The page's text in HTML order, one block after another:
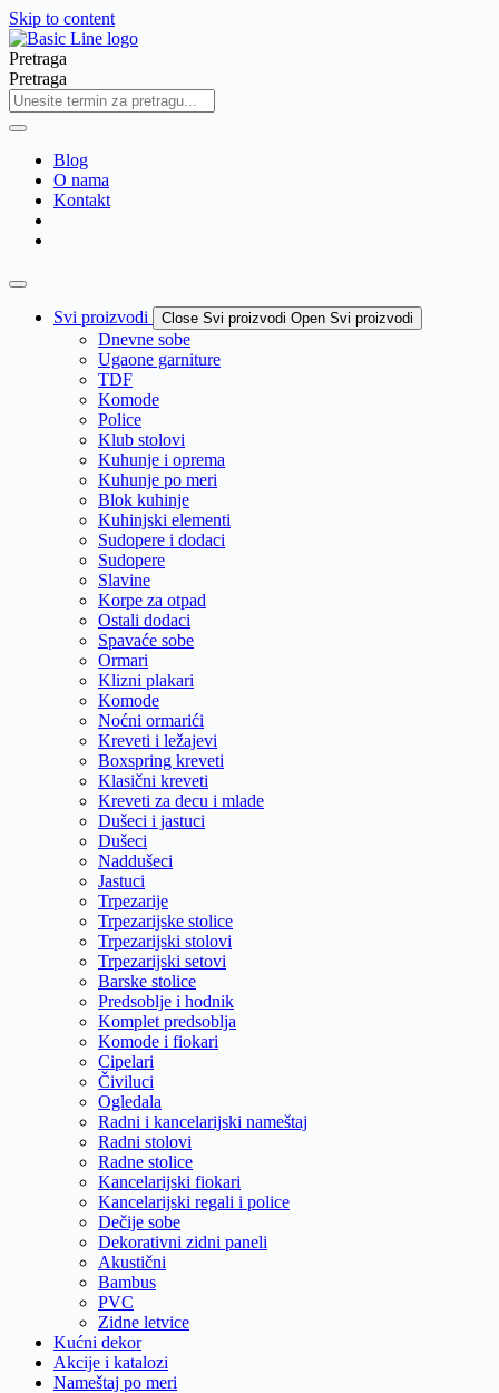
Skip to content
Pretraga
Pretraga
Blog
O nama
Kontakt
Svi proizvodi Close Svi proizvodi Open Svi proizvodi
Dnevne sobe
Ugaone garniture
TDF
Komode
Police
Klub stolovi
Kuhunje i oprema
Kuhunje po meri
Blok kuhinje
Kuhinjski elementi
Sudopere i dodaci
Sudopere
Slavine
Korpe za otpad
Ostali dodaci
Spavaće sobe
Ormari
Klizni plakari
Komode
Noćni ormarići
Kreveti i ležajevi
Boxspring kreveti
Klasični kreveti
Kreveti za decu i mlade
Dušeci i jastuci
Dušeci
Naddušeci
Jastuci
Trpezarije
Trpezarijske stolice
Trpezarijski stolovi
Trpezarijski setovi
Barske stolice
Predsoblje i hodnik
Komplet predsoblja
Komode i fiokari
Cipelari
Čiviluci
Ogledala
Radni i kancelarijski nameštaj
Radni stolovi
Radne stolice
Kancelarijski fiokari
Kancelarijski regali i police
Dečije sobe
Dekorativni zidni paneli
Akustični
Bambus
PVC
Zidne letvice
Kućni dekor
Akcije i katalozi
Nameštaj po meri